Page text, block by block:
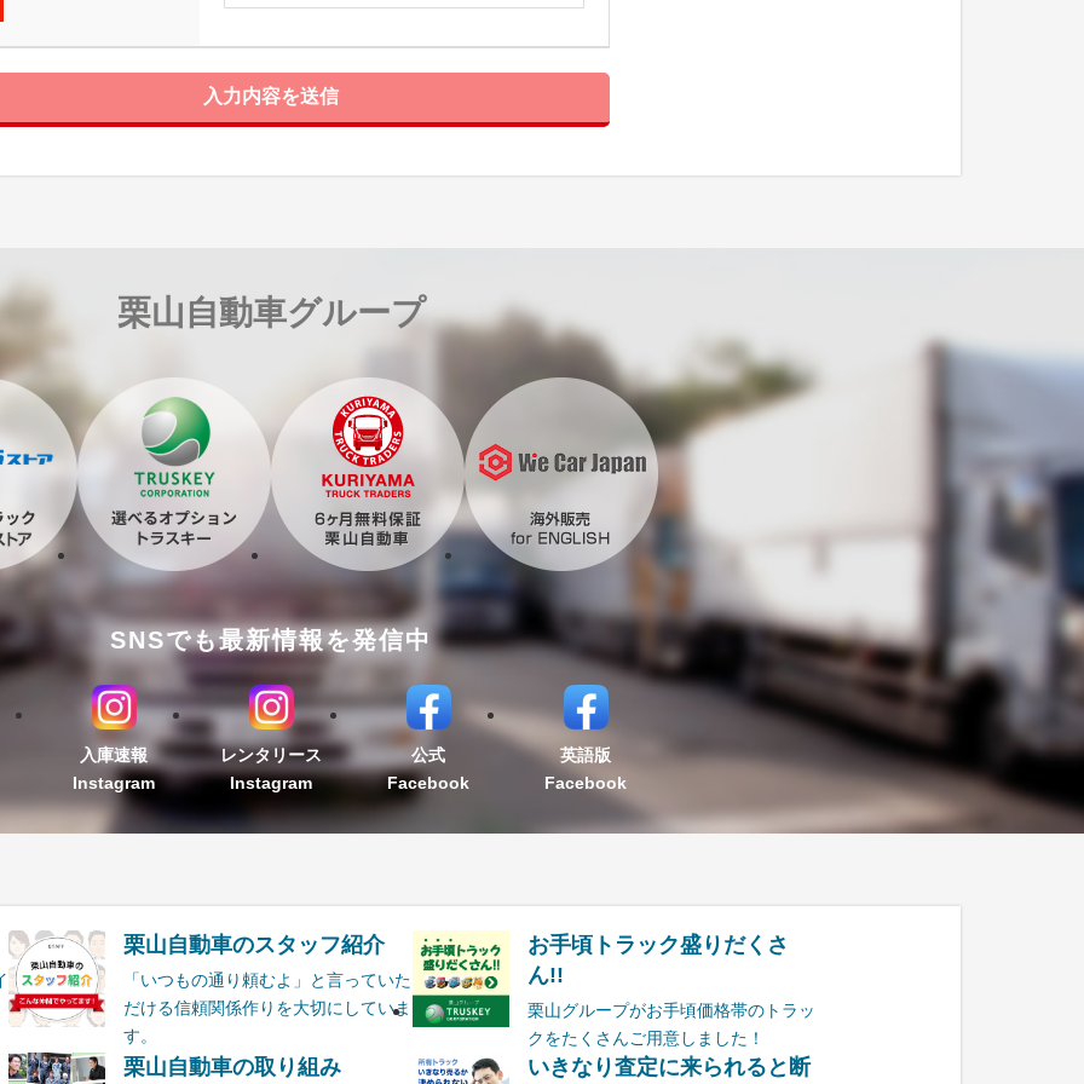
入力内容を送信
栗山自動車グループ
SNSでも最新情報を発信中
入庫速報
Instagram
レンタリース
Instagram
公式
Facebook
英語版
Facebook
栗山自動車のスタッフ紹介
「いつもの通り頼むよ」と言っていた
だける信頼関係作りを大切にしていま
す。
お手頃トラック盛りだくさ
ん!!
栗山グループがお手頃価格帯のトラッ
クをたくさんご用意しました！
栗山自動車の取り組み いきなり査定に来られると断